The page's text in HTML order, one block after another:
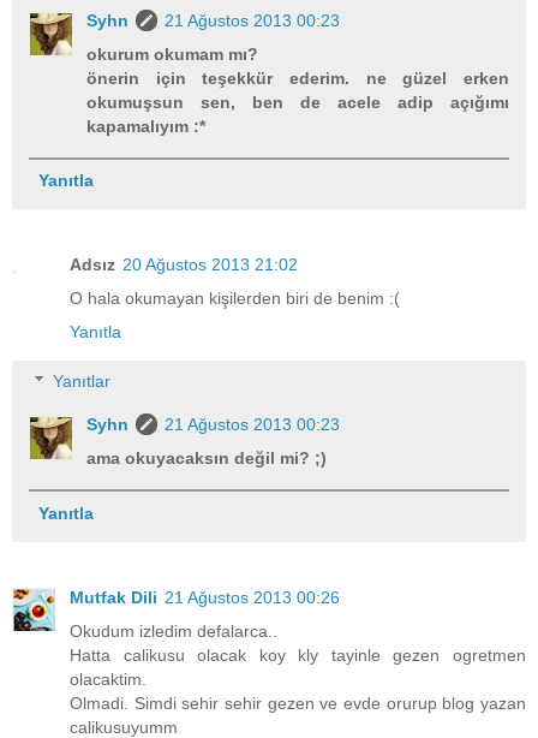
Syhn
21 Ağustos 2013 00:23
okurum okumam mı?
önerin için teşekkür ederim. ne güzel erken
okumuşsun sen, ben de acele adip açığımı
kapamalıyım :*
Yanıtla
Adsız 20 Ağustos 2013 21:02
O hala okumayan kişilerden biri de benim :(
Yanıtla
Yanıtlar
Syhn
21 Ağustos 2013 00:23
ama okuyacaksın değil mi? ;)
Yanıtla
Mutfak Dili 21 Ağustos 2013 00:26
Okudum izledim defalarca..
Hatta calikusu olacak koy kly tayinle gezen ogretmen
olacaktim.
Olmadi. Simdi sehir sehir gezen ve evde orurup blog yazan
calikusuyumm